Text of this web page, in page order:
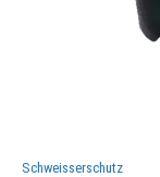
Schweisserschutz